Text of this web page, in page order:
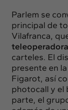
Parlem se
principal de
Vilafranca,
teleoperadora
carteles. El
presente en
Figarot, así
photocall y el
parte, el